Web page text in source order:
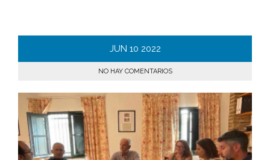
JUN 10 2022
NO HAY COMENTARIOS